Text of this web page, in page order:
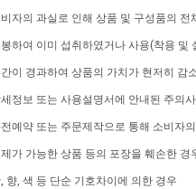
자의 과실로 인해 상품 및 구성품의
하여 이미 섭취하였거나 사용(착용 및
이 경과하여 상품의 가치가 현저히 감
정보 또는 사용설명서에 안내된 주의
예약 또는 주문제작으로 통해 소비자
가 가능한 상품 등의 포장을 훼손한 경
향, 색 등 단순 기호차이에 의한 경우